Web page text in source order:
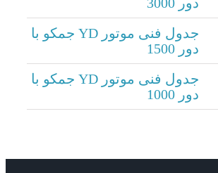
جدول فنی موتور YD جمکو با
جدول فنی موتور YD جمکو با